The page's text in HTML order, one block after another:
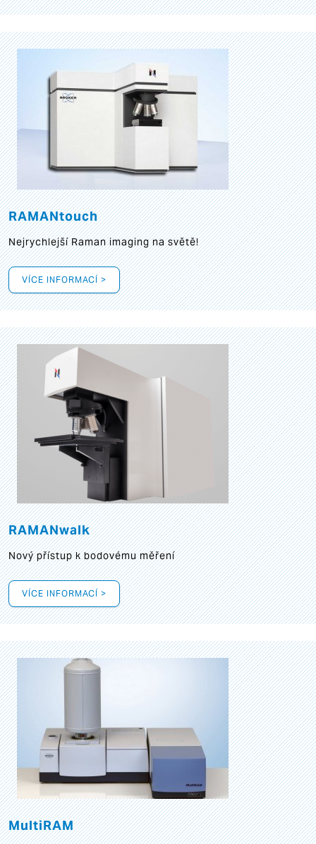
RAMANtouch
Nejrychlejší Raman imaging na světě!
VÍCE INFORMACÍ >
RAMANwalk
Nový přístup k bodovému měření
VÍCE INFORMACÍ >
MultiRAM